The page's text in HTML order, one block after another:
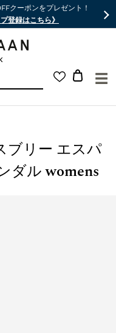
クーポンをプレゼント！
登録はこちら》
☰
ブリー エスパ
ダル womens